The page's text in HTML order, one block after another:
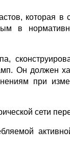
которая в
в
Он должен
при
сети